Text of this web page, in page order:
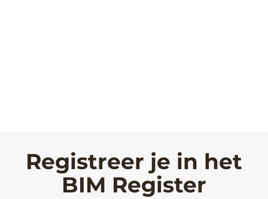
Registreer je in het
BIM Register